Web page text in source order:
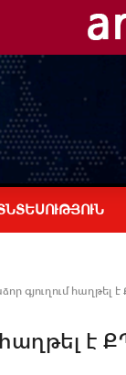
գյուղում հաղթել
է